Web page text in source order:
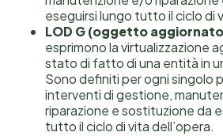
eseguirsi lungo tutto il ciclo di
LOD G (oggetto
esprimono la virtualizzazione
stato di fatto di una entità in
Sono definiti per ogni singolo
interventi di gestione,
riparazione e sostituzione da
tutto il ciclo di vita dell’opera.